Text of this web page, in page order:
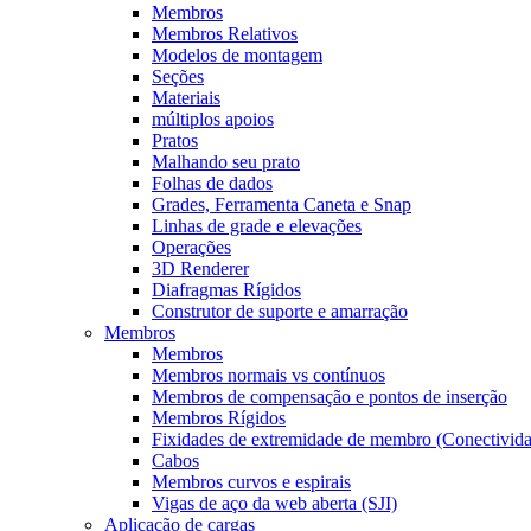
Membros
Membros Relativos
Modelos de montagem
Seções
Materiais
múltiplos apoios
Pratos
Malhando seu prato
Folhas de dados
Grades, Ferramenta Caneta e Snap
Linhas de grade e elevações
Operações
3D Renderer
Diafragmas Rígidos
Construtor de suporte e amarração
Membros
Membros
Membros normais vs contínuos
Membros de compensação e pontos de inserção
Membros Rígidos
Fixidades de extremidade de membro
Cabos
Membros curvos e espirais
Vigas de aço da web aberta (SJI)
Aplicação de cargas